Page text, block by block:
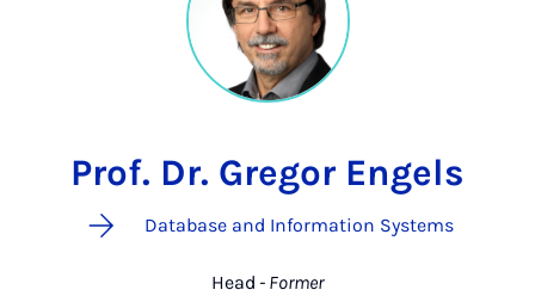
Prof. Dr. Gregor Engels
Database and Information Systems
Head - Former